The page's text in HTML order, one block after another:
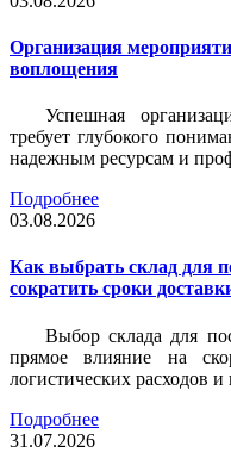
Организация
воплощения
Успешная
требует глубокого
надежным ресурсам и
Подробнее
03.08.2026
Как выбрать склад для
сократить сроки
Выбор склада для
прямое влияние на
логистических расходов и
Подробнее
31.07.2026